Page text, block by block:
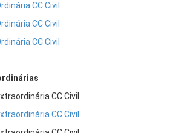
CC Civil
CC Civil
CC Civil
CC Civil
CC Civil